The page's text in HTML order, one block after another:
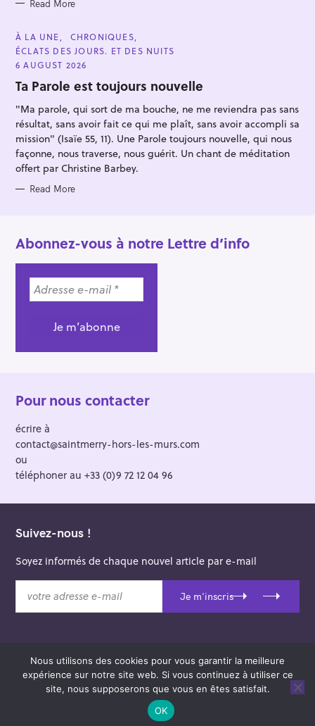
Read More
C
A
T
E
O
R
E
À LA UNE
CHRONIQUES
ÉCLATS DES JOURS. ET DES NUITS
6 AUGUST 2026
Ta Parole est toujours nouvelle
"Ma parole, qui sort de ma bouche, ne me reviendra pas sans
résultat, sans avoir fait ce qui me plaît, sans avoir accompli sa
mission" (Isaïe 55, 11). Une Parole toujours nouvelle, qui nous
façonne, nous traverse, nous guérit. Un chant de méditation
offert par Christine Barbey.
Read More
Abonnez-vous à notre Lettre d’info
Pour nous contacter
écrire à
contact@saintmerry-hors-les-murs.com
ou
téléphoner au +33 (0)9 72 12 04 96
Suivez-nous !
Soyez informés de chaque nouvel article par e-mail
t
Je m'inscris
© 2026 Saint-Merry Hors-les-Murs.
Theme: Felt byPixelgrade.
f
r
:
Nous utilisons des cookies pour vous garantir la meilleure
expérience sur notre site web. Si vous continuez à utiliser ce
site, nous supposerons que vous en êtes satisfait.
OK